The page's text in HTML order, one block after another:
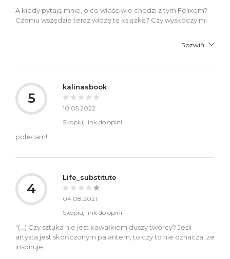
A kiedy pytają mnie, o co właściwie chodzi z tym Felixem?
Czemu wszędzie teraz widzę tę książkę? Czy wyskoczy mi
Rozwiń
5
kalinasbook
10.05.2022
Skopiuj link do opinii
polecam!!
4
Life_substitute
04.08.2021
Skopiuj link do opinii
"(...) Czy sztuka nie jest kawałkiem duszy twórcy? Jeśli
artysta jest skończonym palantem, to czy to nie oznacza, że
inspiruje